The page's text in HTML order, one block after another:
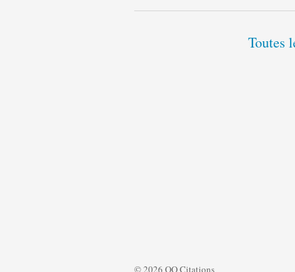
Toutes
© 2026 QQ Citations